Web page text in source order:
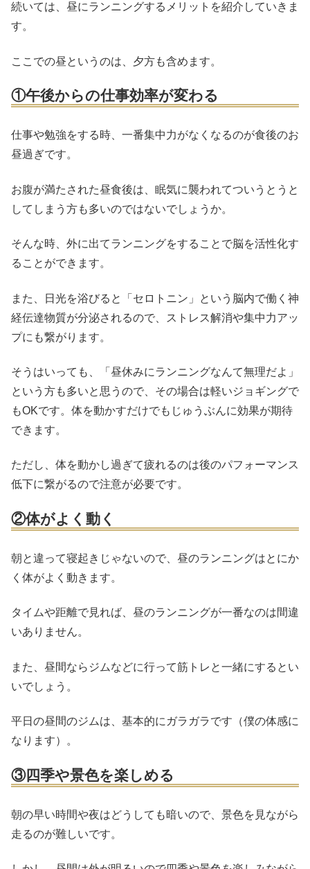
続いては、昼にランニングするメリットを紹介していきま
す。
ここでの昼というのは、夕方も含めます。
①午後からの仕事効率が変わる
仕事や勉強をする時、一番集中力がなくなるのが食後のお
昼過ぎです。
お腹が満たされた昼食後は、眠気に襲われてついうとうと
してしまう方も多いのではないでしょうか。
そんな時、外に出てランニングをすることで脳を活性化す
ることができます。
また、日光を浴びると「セロトニン」という脳内で働く神
経伝達物質が分泌されるので、ストレス解消や集中力アッ
プにも繋がります。
そうはいっても、「昼休みにランニングなんて無理だよ」
という方も多いと思うので、その場合は軽いジョギングで
もOKです。体を動かすだけでもじゅうぶんに効果が期待
できます。
ただし、体を動かし過ぎて疲れるのは後のパフォーマンス
低下に繋がるので注意が必要です。
②体がよく動く
朝と違って寝起きじゃないので、昼のランニングはとにか
く体がよく動きます。
タイムや距離で見れば、昼のランニングが一番なのは間違
いありません。
また、昼間ならジムなどに行って筋トレと一緒にするとい
いでしょう。
平日の昼間のジムは、基本的にガラガラです（僕の体感に
なります）。
③四季や景色を楽しめる
朝の早い時間や夜はどうしても暗いので、景色を見ながら
走るのが難しいです。